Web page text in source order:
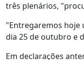
três plenários,
"Entregaremos hoje
dia 25 de outubro e
Em declarações